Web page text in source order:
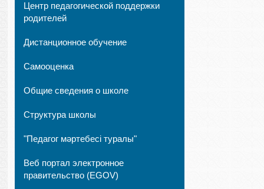
Центр педагогической поддержки
родителей
Дистанционное обучение
Самооценка
Общие сведения о школе
Структура школы
"Педагог мәртебесі туралы"
Веб портал электронное
правительство (EGOV)